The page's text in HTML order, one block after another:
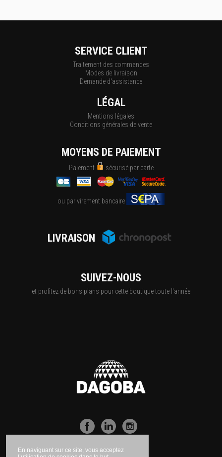
En naviguant sur ce site, vous acceptez
SERVICE CLIENT
Traitement des commandes
Modes de livraison
Demande d'assistance
LÉGAL
Mentions légales
Conditions générales de vente
MOYENS DE PAIEMENT
Paiement sécurisé par carte
ou par virement bancaire
LIVRAISON
SUIVEZ-NOUS
et profitez de bons plans pour cette boutique toute l'année